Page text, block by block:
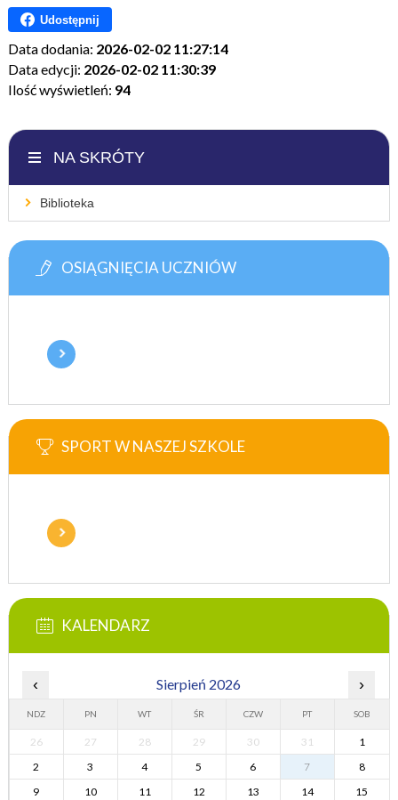
Udostępnij
Data dodania: 2026-02-02 11:27:14
Data edycji: 2026-02-02 11:30:39
Ilość wyświetleń: 94
NA SKRÓTY
Biblioteka
OSIĄGNIĘCIA UCZNIÓW
SPORT W NASZEJ SZKOLE
KALENDARZ
‹ Sierpień 2026 ›
NDZ PN WT ŚR CZW PT SOB
26 27 28 29 30 31
1
2
3 4 5 6 7
8
9
10 11 12 13 14
15